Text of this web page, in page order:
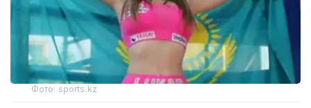
Фото: sports.kz